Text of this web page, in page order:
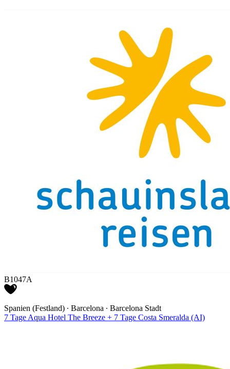
B1047A
Spanien (Festland) ∙ Barcelona ∙ Barcelona Stadt
7 Tage Aqua Hotel The Breeze + 7 Tage Costa Smeralda (AI)